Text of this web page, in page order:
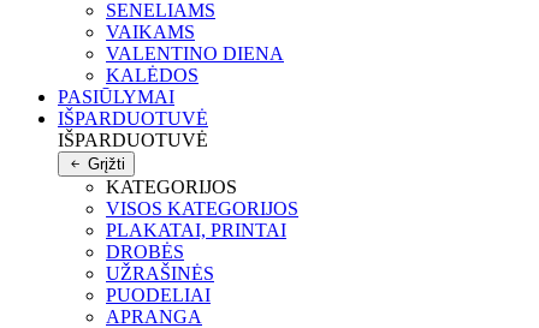
SENELIAMS
VAIKAMS
VALENTINO DIENA
KALĖDOS
PASIŪLYMAI
IŠPARDUOTUVĖ
IŠPARDUOTUVĖ
Grįžti
KATEGORIJOS
VISOS KATEGORIJOS
PLAKATAI, PRINTAI
DROBĖS
UŽRAŠINĖS
PUODELIAI
APRANGA